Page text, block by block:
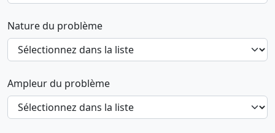
Nature du problème
Ampleur du problème